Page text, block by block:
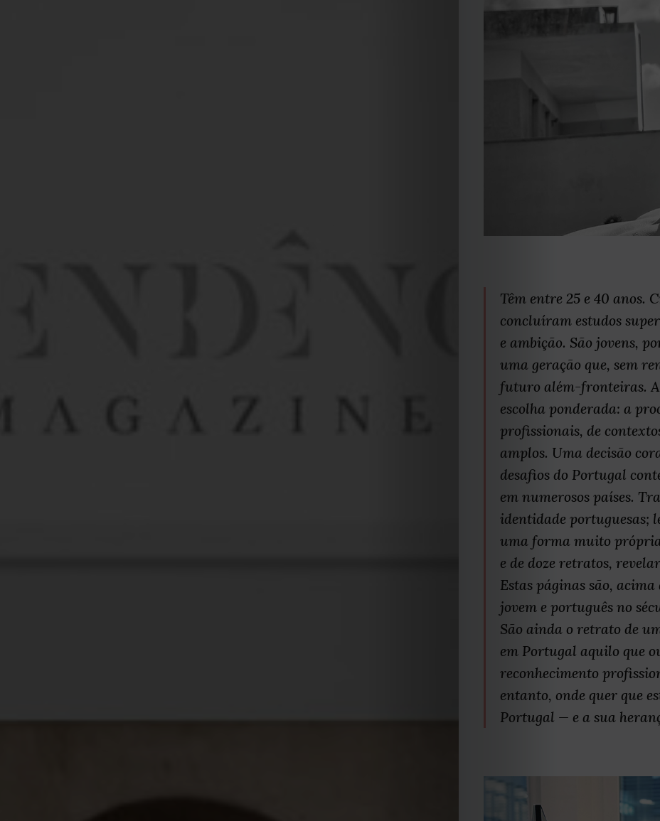
Têm entre 25 e 40 anos.
concluíram estudos
e ambição. São jovens,
uma geração que, sem
futuro além-fronteiras.
escolha ponderada: a
profissionais, de
amplos. Uma decisão
desafios do Portugal
em numerosos países.
identidade portuguesas;
uma forma muito própria
e de doze retratos,
Estas páginas são,
jovem e português no
São ainda o retrato de
em Portugal aquilo que
reconhecimento
entanto, onde quer que
Portugal — e a sua